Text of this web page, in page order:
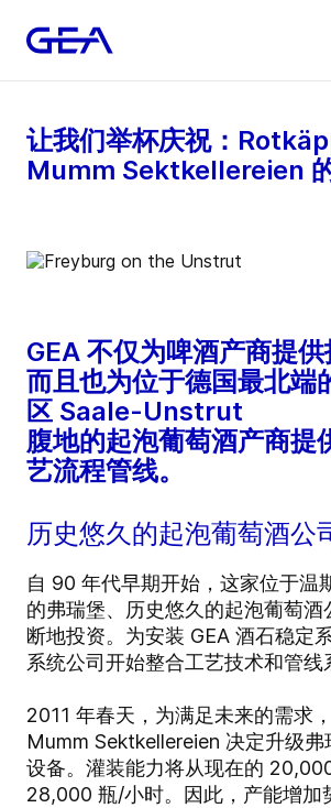
让我们举杯庆祝：
Mumm Sektkellereien
GEA 不仅为啤酒产商提供
而且也为位于德国最北端
区 Saale-Unstrut
腹地的起泡葡萄酒产商提
艺流程管线。
历史悠久的起泡葡萄酒公
自 90 年代早期开始，这家位于温
的弗瑞堡、历史悠久的起泡葡萄酒
断地投资。为安装 GEA 酒石稳定
系统公司开始整合工艺技术和管线
2011 年春天，为满足未来的需求
Mumm Sektkellereien 决定升级
设备。灌装能力将从现在的
28,000 瓶/小时。因此，产能增加